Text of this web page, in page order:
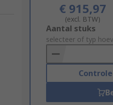
€ 915,97
(excl. BTW)
Add
to
Basket
Aantal stuks
selecteer of typ